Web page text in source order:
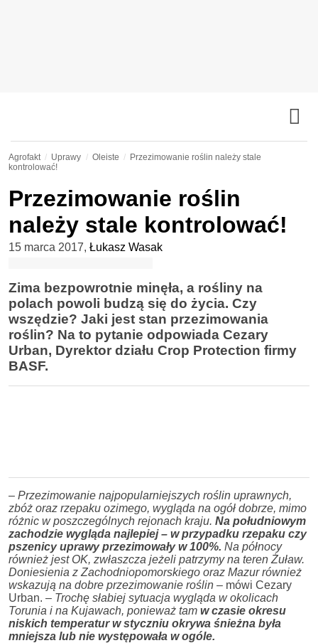
Agrofakt Uprawy Oleiste
Przezimowanie roślin należy stale
kontrolować!
Przezimowanie roślin
należy stale kontrolować!
15 marca 2017, Łukasz Wasak
Zima bezpowrotnie minęła, a rośliny na
polach powoli budzą się do życia. Czy
wszędzie? Jaki jest stan przezimowania
roślin? Na to pytanie odpowiada Cezary
Urban, Dyrektor działu Crop Protection firmy
BASF.
– Przezimowanie najpopularniejszych roślin uprawnych,
zbóż oraz rzepaku ozimego, wygląda na ogół dobrze, mimo
różnic w poszczególnych rejonach kraju. Na południowym
zachodzie wygląda najlepiej – w przypadku rzepaku czy
pszenicy uprawy przezimowały w 100%. Na północy
również jest OK, zwłaszcza jeżeli patrzymy na teren Żuław.
Doniesienia z Zachodniopomorskiego oraz Mazur również
wskazują na dobre przezimowanie roślin – mówi Cezary
Urban. – Trochę słabiej sytuacja wygląda w okolicach
Torunia i na Kujawach, ponieważ tam w czasie okresu
niskich temperatur w styczniu okrywa śnieżna była
mniejsza lub nie występowała w ogóle.